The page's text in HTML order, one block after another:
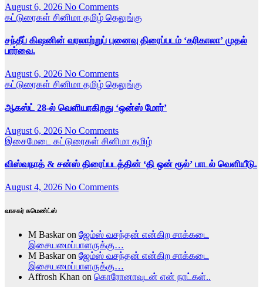
August 6, 2026 No Comments
கட்டுரைகள் சினிமா தமிழ் தெலுங்கு
சந்தீப் கிஷனின் வரலாற்றுப் புனைவு திரைப்படம் ‘கரிகாலா’ முதல்
பார்வை.
August 6, 2026 No Comments
கட்டுரைகள் சினிமா தமிழ் தெலுங்கு
ஆகஸ்ட் 28-ல் வெளியாகிறது ‘ஒன்ஸ் மோர்’
August 6, 2026 No Comments
இசைமேடை கட்டுரைகள் சினிமா தமிழ்
விஸ்வநாத் & சன்ஸ் திரைப்படத்தின் ‘தி ஒன் ரூல்’ பாடல் வெளியீடு.
August 4, 2026 No Comments
வாசகர் கமெண்ட்ஸ்
M Baskaron ஜேம்ஸ் வசந்தன் என்கிற சாக்கடை
இசையமைப்பாளருக்கு…
M Baskaron ஜேம்ஸ் வசந்தன் என்கிற சாக்கடை
இசையமைப்பாளருக்கு…
Affrosh Khan on கொரோனாவுடன் என் நாட்கள்..